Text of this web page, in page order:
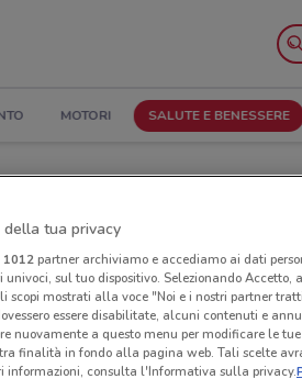
MOTORI SALUTE E BENESSERE
di apertura e Indirizzi
Negozi Farmacie Vigorito a Catania
della tua privacy
1012partner archiviamo e accediamo ai dati
sul tuo dispositivo. Selezionando
scopi mostrati alla voce "Noi e i nostri partner
essere disabilitate, alcuni contenuti e
nuovamente a questo menu per modificare le
finalità in fondo alla pagina web. Tali scelte
informazioni, consulta l'Informativa sulla privacy.